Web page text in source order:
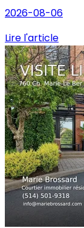
2026-08-06
Lire l'article